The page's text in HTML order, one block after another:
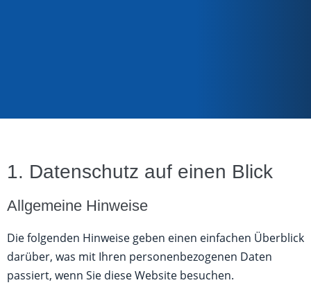
1. Datenschutz auf einen Blick
Allgemeine Hinweise
Die folgenden Hinweise geben einen einfachen Überblick
darüber, was mit Ihren personenbezogenen Daten
passiert, wenn Sie diese Website besuchen.